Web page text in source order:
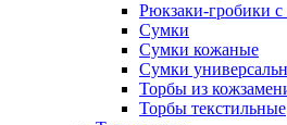
Рюкзаки-гробики
Сумки
Сумки кожаные
Сумки
Торбы из
Торбы текстильные